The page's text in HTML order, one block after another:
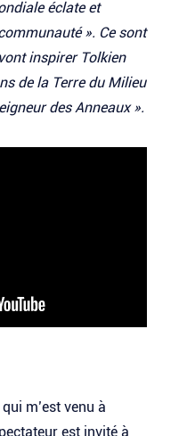
éclate et
». Ce sont
inspirer Tolkien
de la Terre du Milieu
des Anneaux ».
m’est venu à
est invité à